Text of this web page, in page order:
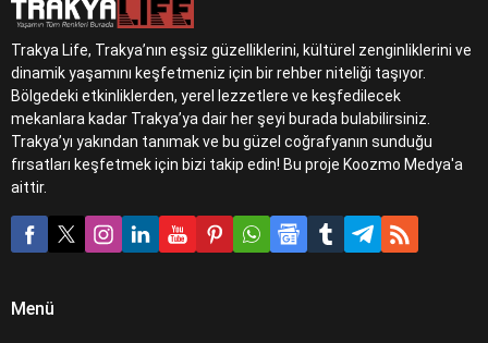
Trakya Life, Trakya’nın eşsiz güzelliklerini, kültürel zenginliklerini ve
dinamik yaşamını keşfetmeniz için bir rehber niteliği taşıyor.
Bölgedeki etkinliklerden, yerel lezzetlere ve keşfedilecek
mekanlara kadar Trakya’ya dair her şeyi burada bulabilirsiniz.
Trakya’yı yakından tanımak ve bu güzel coğrafyanın sunduğu
fırsatları keşfetmek için bizi takip edin! Bu proje Koozmo Medya'a
aittir.
Menü